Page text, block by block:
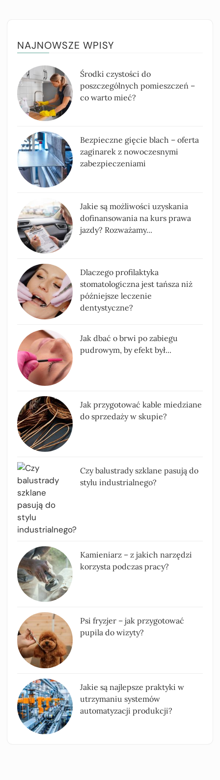
NAJNOWSZE WPISY
Środki czystości do
poszczególnych pomieszczeń –
co warto mieć?
Bezpieczne gięcie blach – oferta
zaginarek z nowoczesnymi
zabezpieczeniami
Jakie są możliwości uzyskania
dofinansowania na kurs prawa
jazdy? Rozważamy...
Dlaczego profilaktyka
stomatologiczna jest tańsza niż
późniejsze leczenie
dentystyczne?
Jak dbać o brwi po zabiegu
pudrowym, by efekt był...
Jak przygotować kable miedziane
do sprzedaży w skupie?
Czy balustrady szklane pasują do
stylu industrialnego?
Kamieniarz – z jakich narzędzi
korzysta podczas pracy?
Psi fryzjer – jak przygotować
pupila do wizyty?
Jakie są najlepsze praktyki w
utrzymaniu systemów
automatyzacji produkcji?